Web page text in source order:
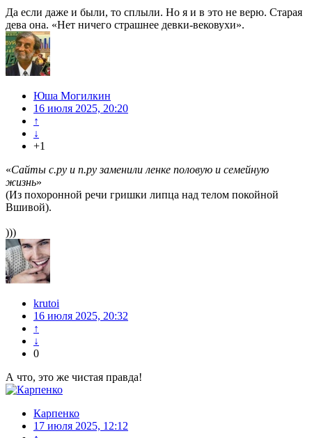
Да если даже и были, то сплыли. Но я и в это не верю. Старая
дева она. «Нет ничего страшнее девки-вековухи».
Юша Могилкин
16 июля 2025, 20:20
↑
↓
+1
«Сайты с.ру и п.ру заменили ленке половую и семейную
жизнь»
(Из похоронной речи гришки липца над телом покойной
Вшивой).
)))
krutoi
16 июля 2025, 20:32
↑
↓
0
А что, это же чистая правда!
Карпенко
17 июля 2025, 12:12